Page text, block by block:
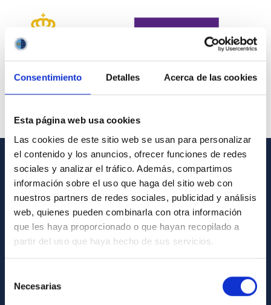
Consentimiento Detalles Acerca de las cookies
Esta página web usa cookies
Las cookies de este sitio web se usan para personalizar
el contenido y los anuncios, ofrecer funciones de redes
sociales y analizar el tráfico. Además, compartimos
información sobre el uso que haga del sitio web con
nuestros partners de redes sociales, publicidad y análisis
web, quienes pueden combinarla con otra información
que les haya proporcionado o que hayan recopilado a
partir del uso que haya hecho de sus servicios.
Necesarias
GENERAL INFORMATION
Contact
How to get to the IAC
List of personnel
Library
General register